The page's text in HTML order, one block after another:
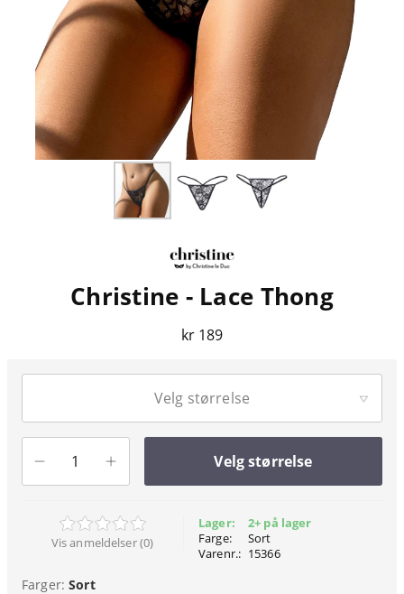
Christine - Lace Thong
kr 189
Velg størrelse
Velg størrelse
Vis anmeldelser (0)
Lager:
Farge:
Varenr.:
2+ på lager
Sort
15366
Farger:Sort